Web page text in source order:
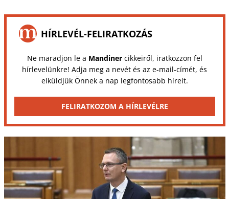
HÍRLEVÉL-FELIRATKOZÁS
Ne maradjon le a Mandinercikkeiről, iratkozzon fel
hírlevelünkre! Adja meg a nevét és az e-mail-címét, és
elküldjük Önnek a nap legfontosabb híreit.
FELIRATKOZOM A HÍRLEVÉLRE